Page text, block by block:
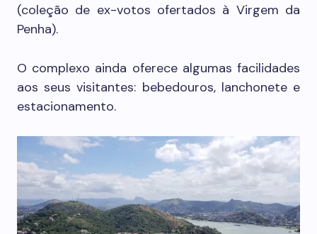
(coleção de ex-votos ofertados à Virgem da
Penha).
O complexo ainda oferece algumas facilidades
aos seus visitantes: bebedouros, lanchonete e
estacionamento.